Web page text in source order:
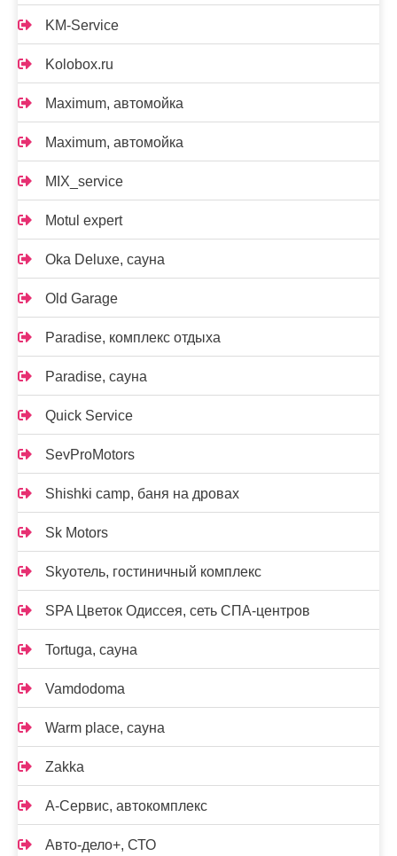
KM-Service
Kolobox.ru
Maximum, автомойка
Maximum, автомойка
MIX_service
Motul expert
Oka Deluxe, сауна
Old Garage
Paradise, комплекс отдыха
Paradise, сауна
Quick Service
SevProMotors
Shishki camp, баня на дровах
Sk Motors
Skyотель, гостиничный комплекс
SPA Цветок Одиссея, сеть СПА-центров
Tortuga, сауна
Vamdodoma
Warm place, сауна
Zakka
А-Сервис, автокомплекс
Авто-дело+, СТО